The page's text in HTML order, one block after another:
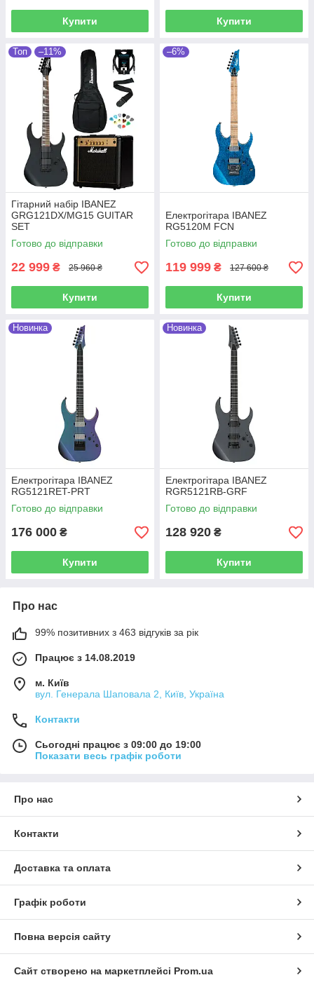
Купити Купити
Топ –11%
Гітарний набір IBANEZ
GRG121DX/MG15 GUITAR
SET
Готово до відправки
22 999 ₴ 25 960 ₴
Купити
–6%
Електрогітара IBANEZ
RG5120M FCN
Готово до відправки
119 999 ₴ 127 600 ₴
Купити
Новинка
Електрогітара IBANEZ
RG5121RET-PRT
Готово до відправки
176 000 ₴
Купити
Новинка
Електрогітара IBANEZ
RGR5121RB-GRF
Готово до відправки
128 920 ₴
Купити
Про нас
99% позитивних з 463 відгуків за рік
Працює з 14.08.2019
м. Київ
вул. Генерала Шаповала 2, Київ, Україна
Контакти
Сьогодні працює з 09:00 до 19:00
Показати весь графік роботи
Про нас
Контакти
Доставка та оплата
Графік роботи
Повна версія сайту
Сайт створено на маркетплейсі Prom.ua